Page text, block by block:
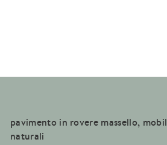
pavimento in rovere massello,
naturali